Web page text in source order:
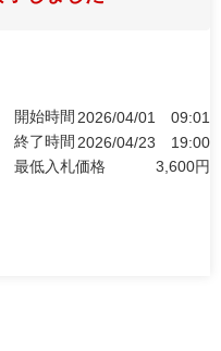
開始時間 2026/04/01
09:01
終了時間 2026/04/23
19:00
最低入札価格
3,600円